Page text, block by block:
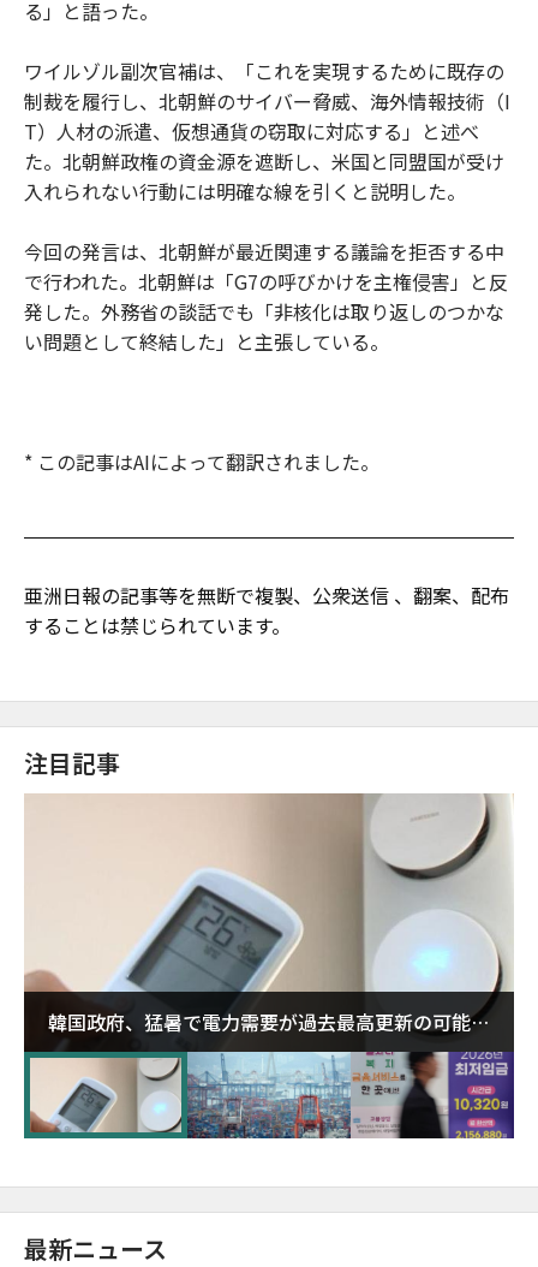
る」と語った。
ワイルゾル副次官補は、「これを実現するために既存の
制裁を履行し、北朝鮮のサイバー脅威、海外情報技術（I
T）人材の派遣、仮想通貨の窃取に対応する」と述べ
た。北朝鮮政権の資金源を遮断し、米国と同盟国が受け
入れられない行動には明確な線を引くと説明した。
今回の発言は、北朝鮮が最近関連する議論を拒否する中
で行われた。北朝鮮は「G7の呼びかけを主権侵害」と反
発した。外務省の談話でも「非核化は取り返しのつかな
い問題として終結した」と主張している。
* この記事はAIによって翻訳されました。
亜洲日報の記事等を無断で複製、公衆送信 、翻案、配布
することは禁じられています。
注目記事
韓国政府、猛暑で電力需要が過去最高更新の可能性
に需給対応体制を点検
最新ニュース